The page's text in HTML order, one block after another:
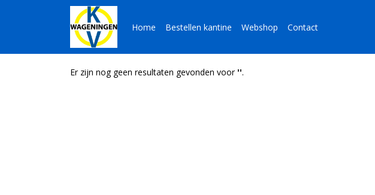
Home Bestellen kantine Webshop Contact
Er zijn nog geen resultaten gevonden voor ''.